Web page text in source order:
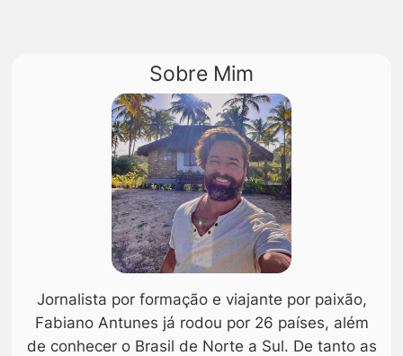
Sobre Mim
Jornalista por formação e viajante por paixão,
Fabiano Antunes já rodou por 26 países, além
de conhecer o Brasil de Norte a Sul. De tanto as